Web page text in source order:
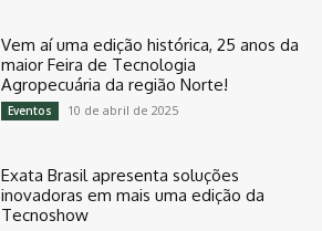
Vem aí uma edição histórica, 25 anos da
maior Feira de Tecnologia
Agropecuária da região Norte!
Eventos 10 de abril de 2025
Exata Brasil apresenta soluções
inovadoras em mais uma edição da
Tecnoshow